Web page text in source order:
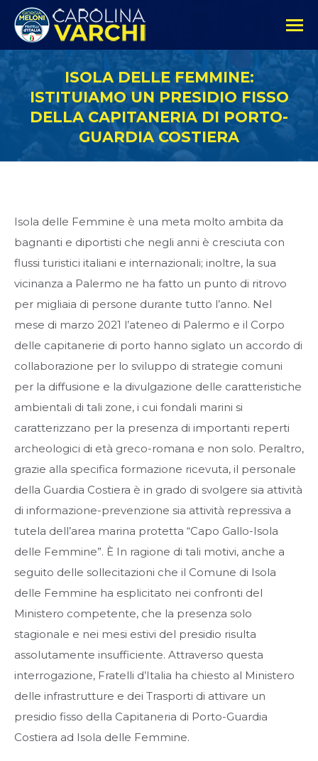
ISOLA DELLE FEMMINE:
ISTITUIAMO UN PRESIDIO FISSO
DELLA CAPITANERIA DI PORTO-
GUARDIA COSTIERA
Isola delle Femmine è una meta molto ambita da
bagnanti e diportisti che negli anni è cresciuta con
flussi turistici italiani e internazionali; inoltre, la sua
vicinanza a Palermo ne ha fatto un punto di ritrovo
per migliaia di persone durante tutto l’anno. Nel
mese di marzo 2021 l’ateneo di Palermo e il Corpo
delle capitanerie di porto hanno siglato un accordo di
collaborazione per lo sviluppo di strategie comuni
per la diffusione e la divulgazione delle caratteristiche
ambientali di tali zone, i cui fondali marini si
caratterizzano per la presenza di importanti reperti
archeologici di età greco-romana e non solo. Peraltro,
grazie alla specifica formazione ricevuta, il personale
della Guardia Costiera è in grado di svolgere sia attività
di informazione-prevenzione sia attività repressiva a
tutela dell’area marina protetta “Capo Gallo-Isola
delle Femmine”. È In ragione di tali motivi, anche a
seguito delle sollecitazioni che il Comune di Isola
delle Femmine ha esplicitato nei confronti del
Ministero competente, che la presenza solo
stagionale e nei mesi estivi del presidio risulta
assolutamente insufficiente. Attraverso questa
interrogazione, Fratelli d’Italia ha chiesto al Ministero
delle infrastrutture e dei Trasporti di attivare un
presidio fisso della Capitaneria di Porto-Guardia
Costiera ad Isola delle Femmine.